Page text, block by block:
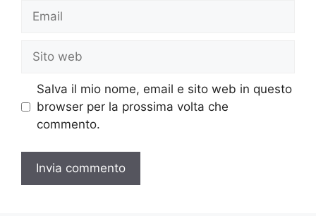
Email
Sito
web
Salva il mio nome, email e sito web in questo
browser per la prossima volta che
commento.